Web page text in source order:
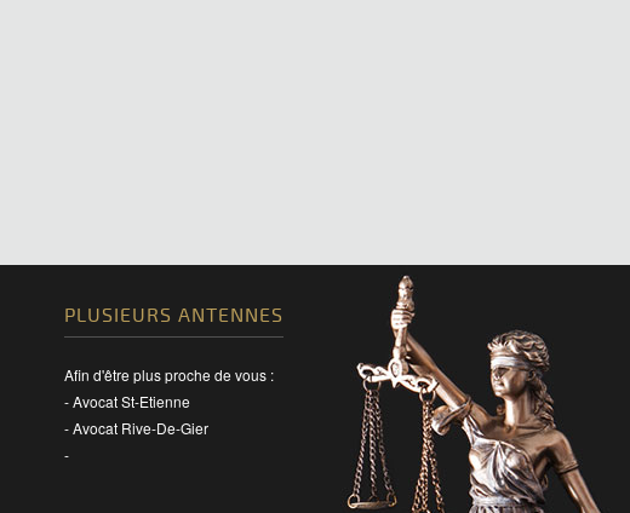
PLUSIEURS ANTENNES
Afin d'être plus proche de vous :
-Avocat St-Etienne
-Avocat Rive-De-Gier
-